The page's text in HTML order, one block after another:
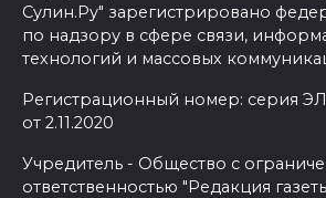
Сулин.Ру" зарегистрировано
по надзору в сфере связи,
технологий и массовых
Регистрационный номер: серия
от 2.11.2020
Учредитель - Общество с
ответственностью "Редакция